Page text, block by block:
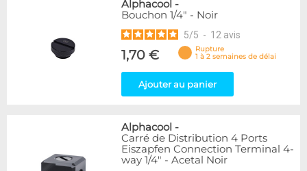
Alphacool -
Bouchon 1/4" - Noir
5/5 - 12 avis
1,70 €
Rupture
1 à 2 semaines de délai
Ajouter au panier
Alphacool -
Carré de Distribution 4 Ports
Eiszapfen Connection Terminal 4-
way 1/4" - Acetal Noir